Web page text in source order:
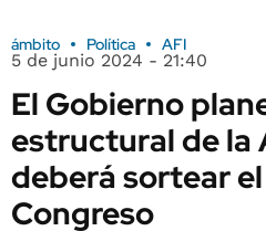
ámbito Política AFI
5 de junio 2024 - 21:40
El Gobierno
estructural de la
deberá sortear
Congreso